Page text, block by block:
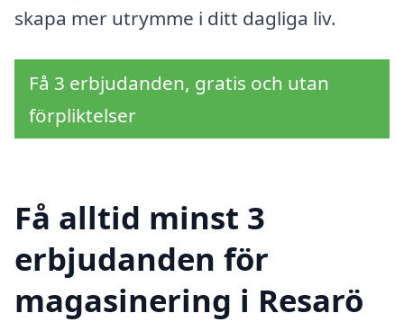
skapa mer utrymme i ditt dagliga liv.
Få 3 erbjudanden, gratis och utan
förpliktelser
Få alltid minst 3
erbjudanden för
magasinering i Resarö